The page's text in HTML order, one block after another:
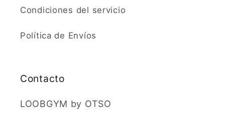
Condiciones del servicio
Política de Envíos
Contacto
LOOBGYM by OTSO